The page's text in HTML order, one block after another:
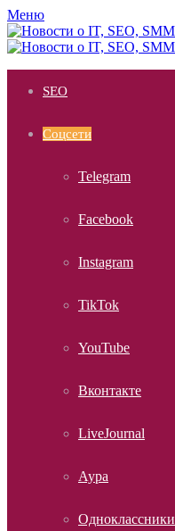
Меню
SEO
Соцсети
Telegram
Facebook
Instagram
TikTok
YouTube
Вконтакте
LiveJournal
Аура
Одноклассники